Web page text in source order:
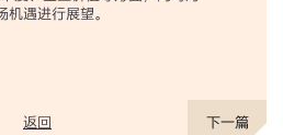
遇进行展望。
返回 下一篇